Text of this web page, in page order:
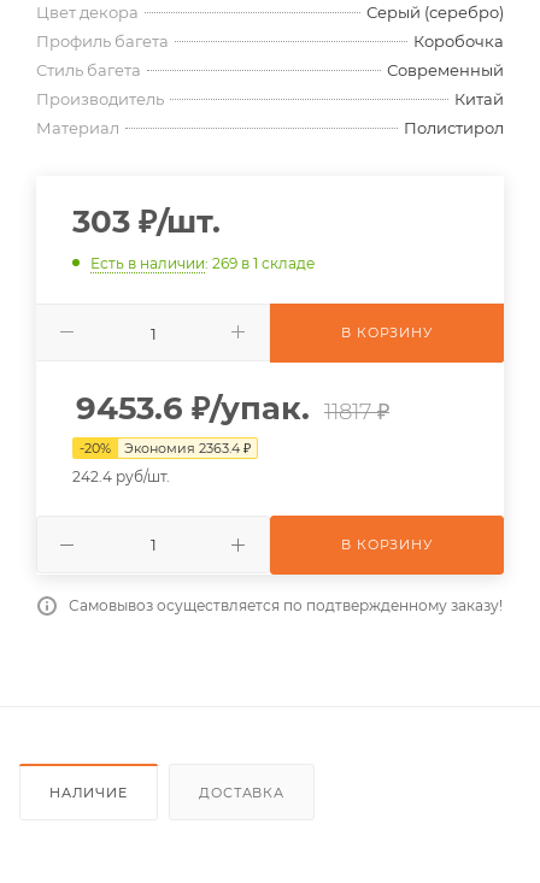
Цвет декора
Серый (серебро)
Профиль багета
Коробочка
Стиль багета
Современный
Производитель
Китай
Материал
Полистирол
303 ₽/шт.
Есть в наличии: 269 в 1 складе
В КОРЗИНУ
9453.6 ₽/упак. 11817 ₽
-20% Экономия 2363.4 ₽
242.4 руб/шт.
В КОРЗИНУ
Самовывоз осуществляется по подтвержденному заказу!
НАЛИЧИЕ ДОСТАВКА